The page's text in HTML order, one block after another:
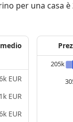
per una casa è
EUR
EUR
EUR
205k